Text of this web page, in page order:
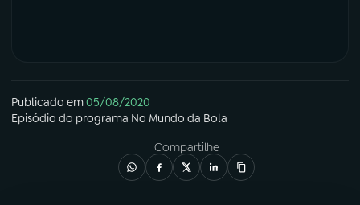
Publicado em05/08/2020
Episódio do programa No Mundo da Bola
Compartilhe